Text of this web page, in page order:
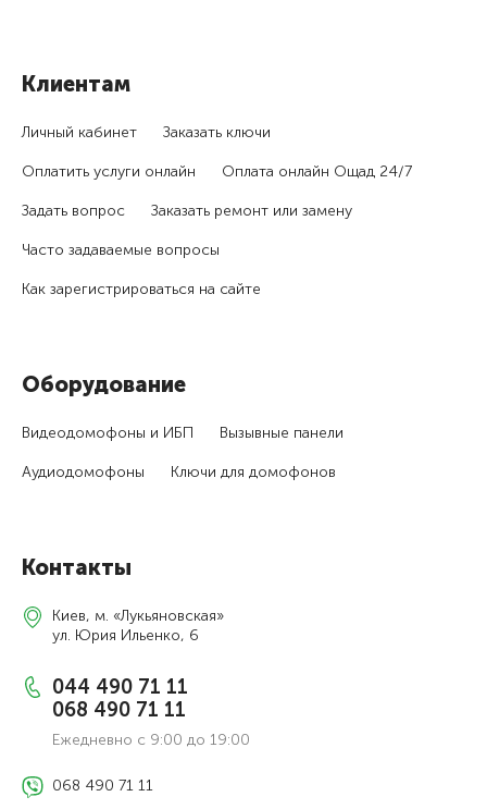
Клиентам
Личный кабинет Заказать ключи
Оплатить услуги онлайн Оплата онлайн Ощад 24/7
Задать вопрос Заказать ремонт или замену
Часто задаваемые вопросы
Как зарегистри­роваться на сайте
Оборудование
Видеодомофоны и ИБП Вызывные панели
Аудиодомофоны Ключи для домофонов
Контакты
Киев, м. «Лукьяновская»
ул. Юрия Ильенко, 6
044 490 71 11
068 490 71 11
Ежедневно с 9:00 до 19:00
068 490 71 11